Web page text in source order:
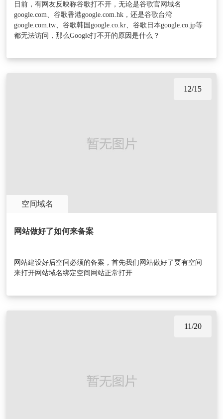
日前，有网友反映称谷歌打不开，无论是谷歌官网域名
google.com、谷歌香港google.com.hk，还是谷歌台湾
google.com.tw、谷歌韩国google.co.kr、谷歌日本google.co.jp等
都无法访问，那么Google打不开的原因是什么？
12/15
空间域名
网站做好了如何来备案
网站建设好后空间必须的备案，首先我们网站做好了要有空间
来打开网站域名绑定空间网站正常打开
11/20